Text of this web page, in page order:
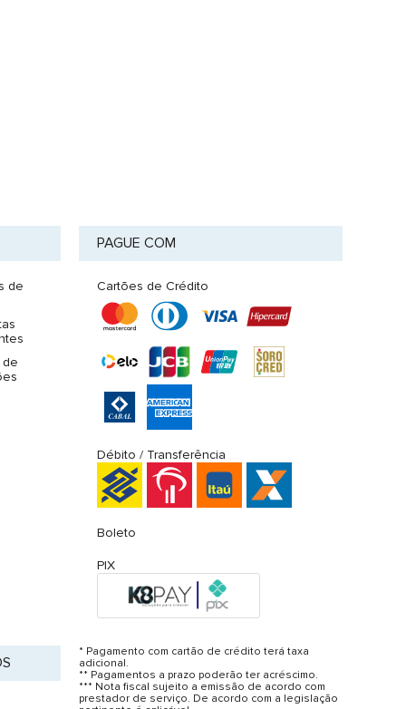
de
de
PAGUE COM
Cartões de Crédito
Débito / Transferência
Boleto
PIX
* Pagamento com cartão de crédito terá taxa
adicional.
** Pagamentos a prazo poderão ter acréscimo.
*** Nota fiscal sujeito a emissão de acordo com
prestador de serviço. De acordo com a legislação